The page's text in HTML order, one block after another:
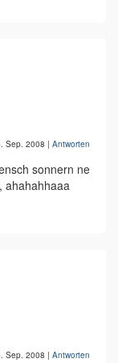
Sep. 2008 | Antworten
sonnern ne
ahahahhaaa
Sep. 2008 | Antworten